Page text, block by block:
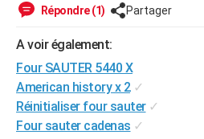
Alimentation
Guide de la santé
Maladies
Médicaments
Sommeil
VOYAGE
Destinations
City break
Voyage nature
Voyage de noces
Forum
Climat
+PHOTO
GUIDES D'ACHAT
Répondre (1) Partager
A voir également:
Four SAUTER 5440 X
American history x 2 ✓
Réinitialiser four sauter ✓
Four sauter cadenas ✓